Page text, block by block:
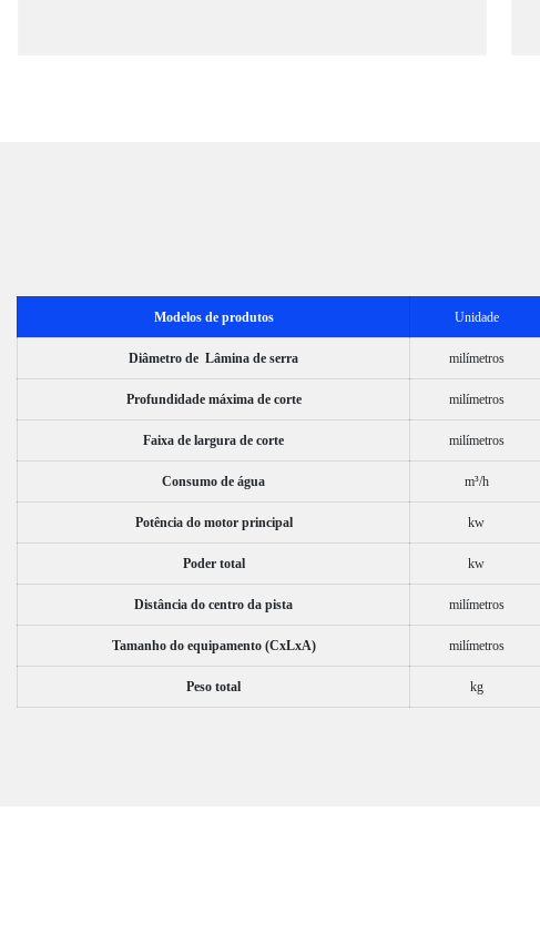
Modelos de produtos Unidade
Diâmetro de Lâmina de serra milímetros
Profundidade máxima de corte milímetros
Faixa de largura de corte milímetros
Consumo de água m³/h
Potência do motor principal kw
Poder total kw
Distância do centro da pista milímetros
Tamanho do equipamento (CxLxA) milímetros
Peso total kg